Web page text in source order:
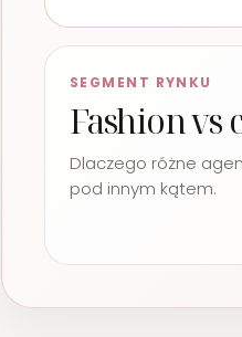
SEGMENT RYNKU
Fashion vs
Dlaczego różne
pod innym kątem.